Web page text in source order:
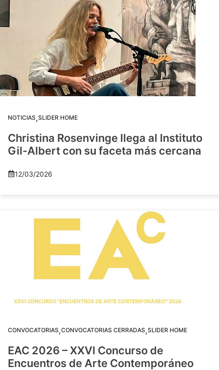
NOTICIAS,SLIDER HOME
Christina Rosenvinge llega al Instituto
Gil-Albert con su faceta más cercana
12/03/2026
CONVOCATORIAS,CONVOCATORIAS CERRADAS,SLIDER HOME
EAC 2026 – XXVI Concurso de
Encuentros de Arte Contemporáneo